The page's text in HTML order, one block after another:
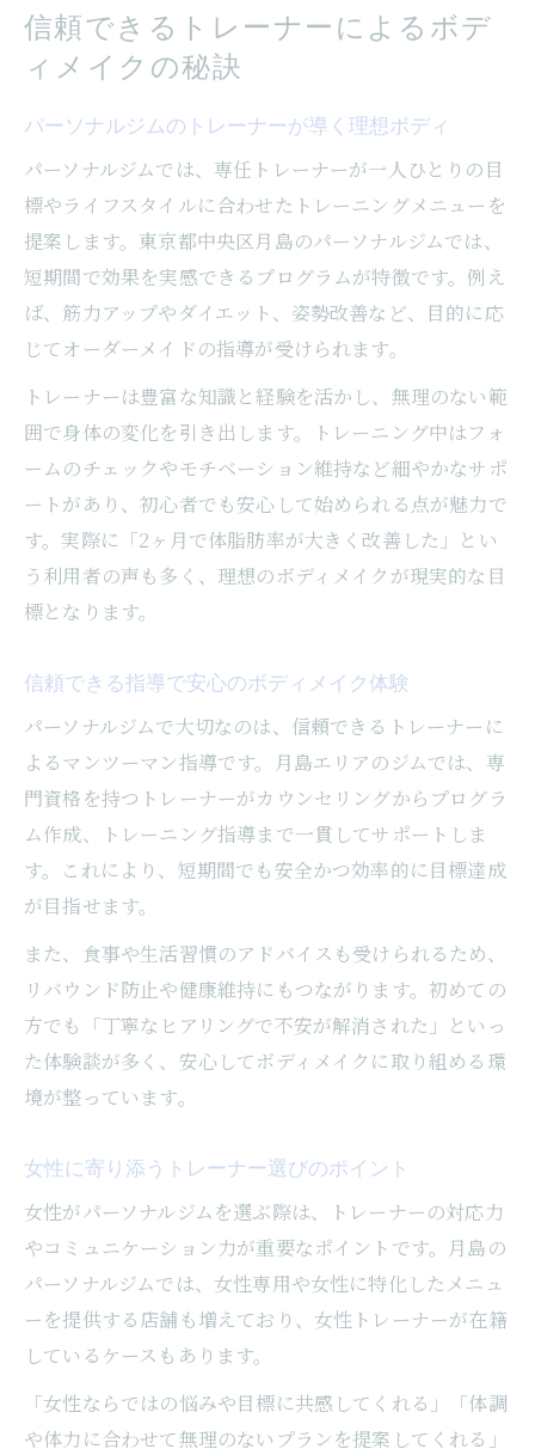
信頼できるトレーナーによるボデ
ィメイクの秘訣
パーソナルジムのトレーナーが導く理想ボディ
パーソナルジムでは、専任トレーナーが一人ひとりの目
標やライフスタイルに合わせたトレーニングメニューを
提案します。東京都中央区月島のパーソナルジムでは、
短期間で効果を実感できるプログラムが特徴です。例え
ば、筋力アップやダイエット、姿勢改善など、目的に応
じてオーダーメイドの指導が受けられます。
トレーナーは豊富な知識と経験を活かし、無理のない範
囲で身体の変化を引き出します。トレーニング中はフォ
ームのチェックやモチベーション維持など細やかなサポ
ートがあり、初心者でも安心して始められる点が魅力で
す。実際に「2ヶ月で体脂肪率が大きく改善した」とい
う利用者の声も多く、理想のボディメイクが現実的な目
標となります。
信頼できる指導で安心のボディメイク体験
パーソナルジムで大切なのは、信頼できるトレーナーに
よるマンツーマン指導です。月島エリアのジムでは、専
門資格を持つトレーナーがカウンセリングからプログラ
ム作成、トレーニング指導まで一貫してサポートしま
す。これにより、短期間でも安全かつ効率的に目標達成
が目指せます。
また、食事や生活習慣のアドバイスも受けられるため、
リバウンド防止や健康維持にもつながります。初めての
方でも「丁寧なヒアリングで不安が解消された」といっ
た体験談が多く、安心してボディメイクに取り組める環
境が整っています。
女性に寄り添うトレーナー選びのポイント
女性がパーソナルジムを選ぶ際は、トレーナーの対応力
やコミュニケーション力が重要なポイントです。月島の
パーソナルジムでは、女性専用や女性に特化したメニュ
ーを提供する店舗も増えており、女性トレーナーが在籍
しているケースもあります。
「女性ならではの悩みや目標に共感してくれる」「体調
や体力に合わせて無理のないプランを提案してくれる」